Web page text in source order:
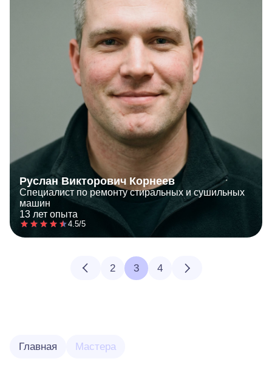
Руслан Викторович Корнеев
Специалист по ремонту стиральных и сушильных
машин
13 лет опыта
4.5/5
2 3 4
Главная Мастера